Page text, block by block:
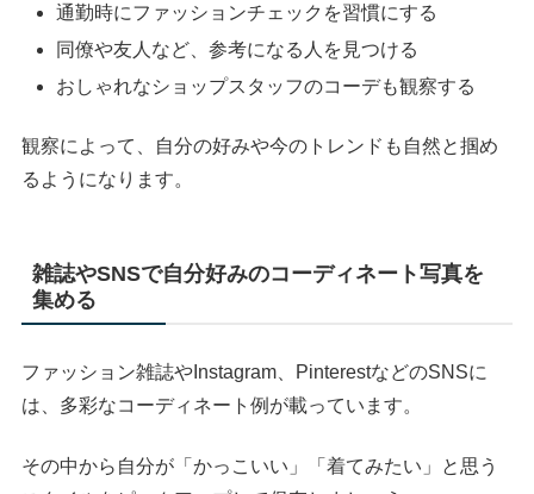
通勤時にファッションチェックを習慣にする
同僚や友人など、参考になる人を見つける
おしゃれなショップスタッフのコーデも観察する
観察によって、自分の好みや今のトレンドも自然と掴め
るようになります。
雑誌やSNSで自分好みのコーディネート写真を
集める
ファッション雑誌やInstagram、PinterestなどのSNSに
は、多彩なコーディネート例が載っています。
その中から自分が「かっこいい」「着てみたい」と思う